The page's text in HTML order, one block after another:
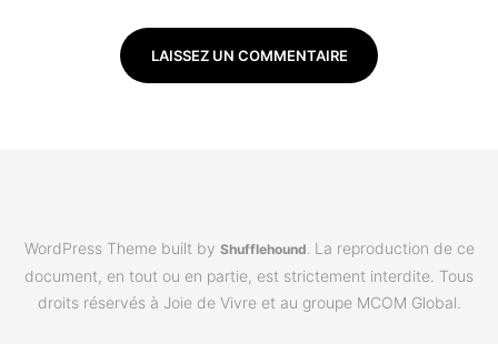
LAISSEZ UN COMMENTAIRE
WordPress Theme built by Shufflehound La reproduction de ce
document, en tout ou en partie, est strictement interdite. Tous
droits réservés à Joie de Vivre et au groupe MCOM Global.